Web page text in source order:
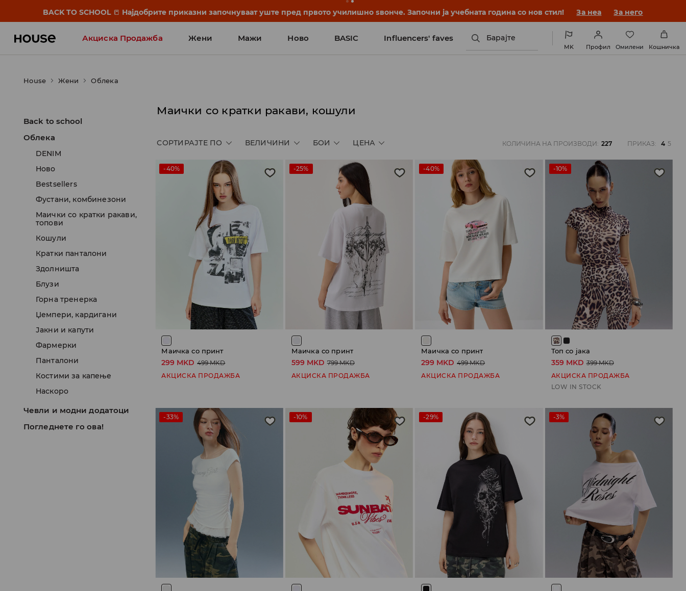
BACK TO SCHOOL 📒 Најдобрите приказни започнуваат уште пред првото училишно ѕвонче. Започни ја учебната година со нов стил! За неа За него
Акциска Продажба Жени Мажи Ново BASIC Influencers' faves Барајте
MK Профил Омилени Кошничка
House Жени Облека
Back to school
Облека
DENIM
Ново
Bestsellers
Фустани, комбинезони
Маички со кратки ракави,
топови
Кошули
Кратки панталони
Здолништа
Блузи
Горна тренерка
Џемпери, кардигани
Јакни и капути
Фармерки
Панталони
Костими за капење
Наскоро
Чевли и модни додатоци
Погледнете го ова!
Маички со кратки ракави, кошули
СОРТИРАЈТЕ ПО ВЕЛИЧИНИ БОИ ЦЕНА КОЛИЧИНА НА ПРОИЗВОДИ: 227 ПРИКАЗ: 4 5
-40%
Маичка со принт
299 MKD 499 MKD
АКЦИСКА ПРОДАЖБА
-25%
Маичка со принт
599 MKD 799 MKD
АКЦИСКА ПРОДАЖБА
-40%
Маичка со принт
299 MKD 499 MKD
АКЦИСКА ПРОДАЖБА
-10%
Топ со јака
359 MKD 399 MKD
АКЦИСКА ПРОДАЖБА
LOW IN STOCK
-33% -10% -29% -3%